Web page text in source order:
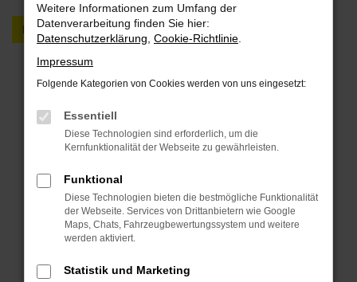
PKW LKW
Fehler: Network Error
Beim Laden ist ein Fehler aufgetreten.
Hier sind ein paar Tipps, die dir helfen können:
Internetverbindung.
Laden andere Webseiten, zum Beispiel deine
Suchmaschine?
Prüfe deine Browsererweiterungen.
können das Laden bestimmter Seiten
Weitere Informationen zum Umfang der
Datenverarbeitung finden Sie hier:
Datenschutzerklärung Cookie-Richtlinie
Impressum
Folgende Kategorien von Cookies werden von uns eingesetzt:
Essentiell
Diese Technologien sind erforderlich, um die
Kernfunktionalität der Webseite zu gewährleisten.
Funktional
Diese Technologien bieten die bestmögliche Funktionalität
der Webseite. Services von Drittanbietern wie Google
Maps, Chats, Fahrzeugbewertungssystem und weitere
werden aktiviert.
Statistik und Marketing